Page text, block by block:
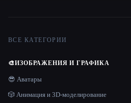
ВСЕ КАТЕГОРИИ
🎨ИЗОБРАЖЕНИЯ И ГРАФИКА
😎 Аватары
🎲 Анимация и 3D-моделирование